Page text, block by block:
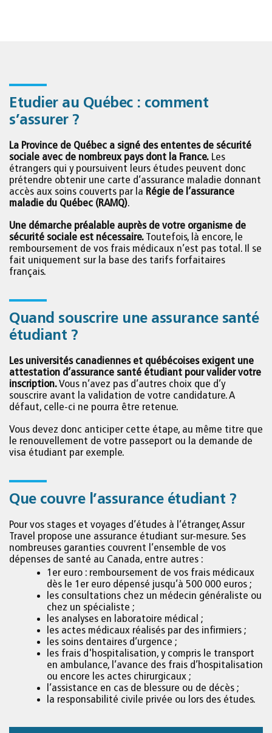
Etudier au Québec : comment
s’assurer ?
La Province de Québec a signé des ententes de sécurité
sociale avec de nombreux pays dont la France. Les
étrangers qui y poursuivent leurs études peuvent donc
prétendre obtenir une carte d’assurance maladie donnant
accès aux soins couverts par la Régie de l’assurance
maladie du Québec (RAMQ).
Une démarche préalable auprès de votre organisme de
sécurité sociale est nécessaire. Toutefois, là encore, le
remboursement de vos frais médicaux n’est pas total. Il se
fait uniquement sur la base des tarifs forfaitaires
français.
Quand souscrire une assurance santé
étudiant ?
Les universités canadiennes et québécoises exigent une
attestation d’assurance santé étudiant pour valider votre
inscription.Vous n’avez pas d’autres choix que d’y
souscrire avant la validation de votre candidature. A
défaut, celle-ci ne pourra être retenue.
Vous devez donc anticiper cette étape, au même titre que
le renouvellement de votre passeport ou la demande de
visa étudiant par exemple.
Que couvre l’assurance étudiant ?
Pour vos stages et voyages d’études à l’étranger, Assur
Travel propose une assurance étudiant sur-mesure. Ses
nombreuses garanties couvrent l’ensemble de vos
dépenses de santé au Canada, entre autres :
1er euro : remboursement de vos frais médicaux
dès le 1er euro dépensé jusqu’à 500 000 euros ;
les consultations chez un médecin généraliste ou
chez un spécialiste ;
les analyses en laboratoire médical ;
les actes médicaux réalisés par des infirmiers ;
les soins dentaires d’urgence ;
les frais d'hospitalisation, y compris le transport
en ambulance, l’avance des frais d’hospitalisation
ou encore les actes chirurgicaux ;
l’assistance en cas de blessure ou de décès ;
la responsabilité civile privée ou lors des études.